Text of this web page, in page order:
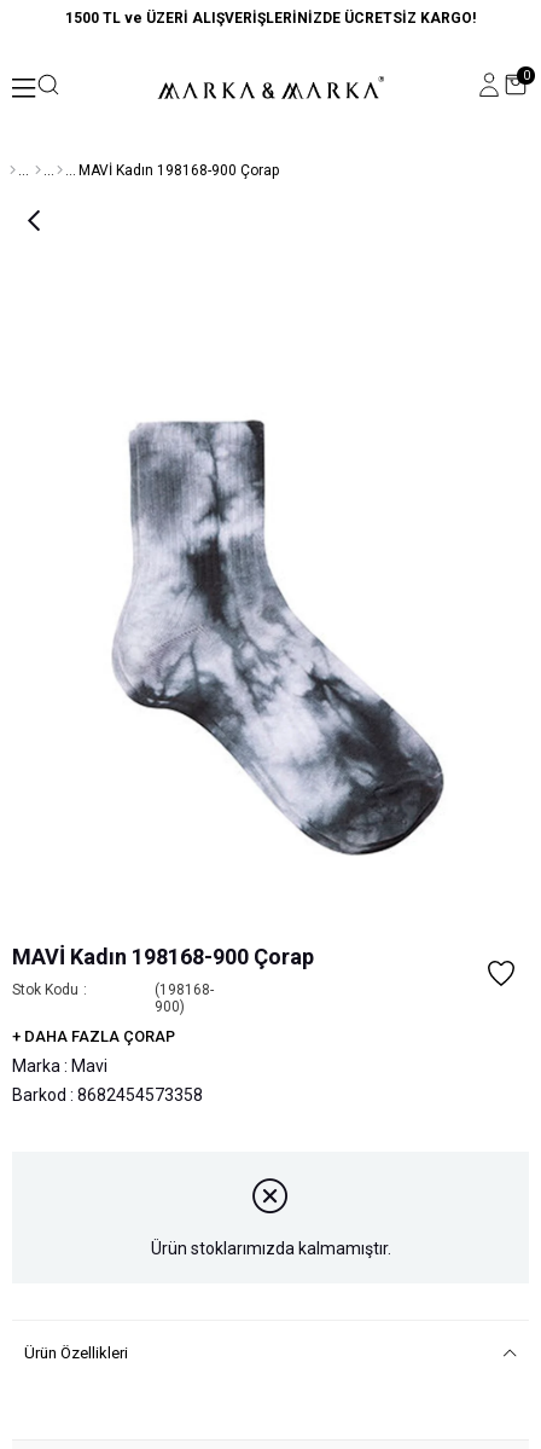
1500 TL ve ÜZERİ ALIŞVERİŞLERİNİZDE ÜCRETSİZ KARGO!
0
MAVİ Kadın 198168-900 Çorap
MAVİ Kadın 198168-900 Çorap
Stok Kodu
(198168-
900)
+ DAHA FAZLA ÇORAP
Marka: Mavi
Barkod : 8682454573358
Ürün stoklarımızda kalmamıştır.
Ürün Özellikleri